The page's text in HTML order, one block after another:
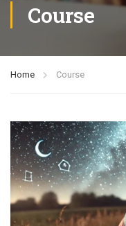
Course
Home Course